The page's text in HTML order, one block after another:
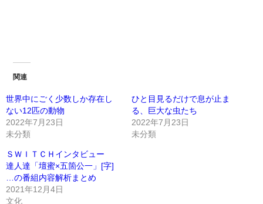
関連
世界中にごく少数しか存在し
ない12匹の動物
2022年7月23日
未分類
ひと目見るだけで息が止ま
る、巨大な虫たち
2022年7月23日
未分類
ＳＷＩＴＣＨインタビュー
達人達「壇蜜×五箇公一」[字]
…の番組内容解析まとめ
2021年12月4日
文化